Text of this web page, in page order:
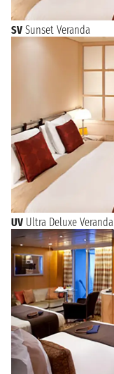
SV Sunset Veranda
UV Ultra Deluxe Veranda